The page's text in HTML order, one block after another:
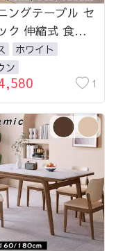
ングテーブル セ
ク 伸縮式 食卓4
人用 4人 幅120
160 cm おしゃ
ニング
ホワイト
ン
1